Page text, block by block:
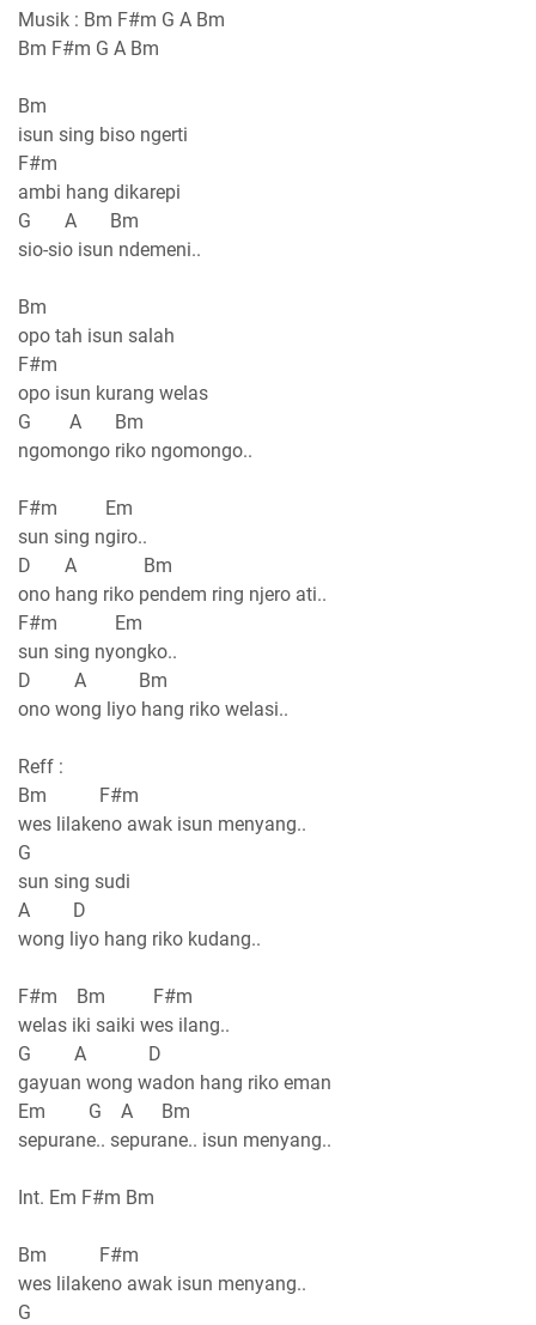
Musik : Bm F#m G A Bm
Bm F#m G A Bm
Bm
isun sing biso ngerti
F#m
ambi hang dikarepi
G A Bm
sio-sio isun ndemeni..
Bm
opo tah isun salah
F#m
opo isun kurang welas
G A Bm
ngomongo riko ngomongo..
F#m Em
sun sing ngiro..
D A Bm
ono hang riko pendem ring njero ati..
F#m Em
sun sing nyongko..
D A Bm
ono wong liyo hang riko welasi..
Reff :
Bm F#m
wes lilakeno awak isun menyang..
G
sun sing sudi
A D
wong liyo hang riko kudang..
F#m Bm F#m
welas iki saiki wes ilang..
G A D
gayuan wong wadon hang riko eman
Em G A Bm
sepurane.. sepurane.. isun menyang..
Int. Em F#m Bm
Bm F#m
wes lilakeno awak isun menyang..
G